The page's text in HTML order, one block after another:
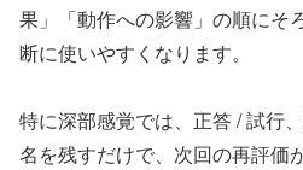
果」「動作への影響」の順にそ
断に使いやすくなります。
特に深部感覚では、正答 / 試行
名を残すだけで、次回の再評価